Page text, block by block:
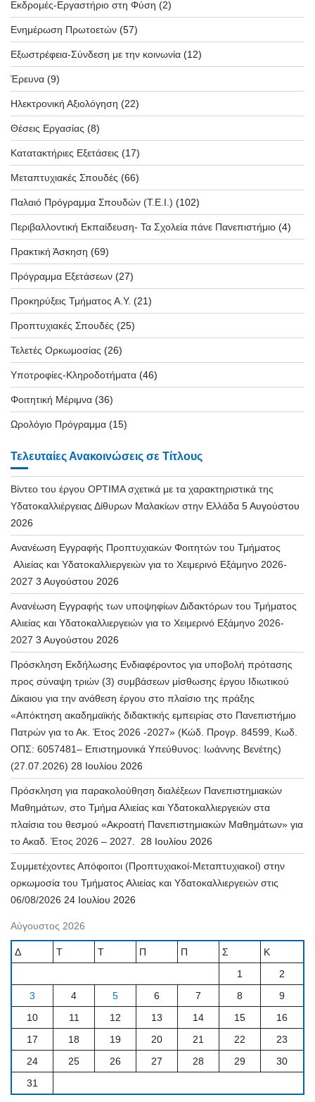
Εκδρομές-Εργαστήριο στη Φύση (2)
Ενημέρωση Πρωτοετών (57)
Εξωστρέφεια-Σύνδεση με την κοινωνία (12)
Έρευνα (9)
Ηλεκτρονική Αξιολόγηση (22)
Θέσεις Εργασίας (8)
Κατατακτήριες Εξετάσεις (17)
Μεταπτυχιακές Σπουδές (66)
Παλαιό Πρόγραμμα Σπουδών (T.E.I.) (102)
Περιβαλλοντική Εκπαίδευση- Τα Σχολεία πάνε Πανεπιστήμιο (4)
Πρακτική Άσκηση (69)
Πρόγραμμα Εξετάσεων (27)
Προκηρύξεις Τμήματος Α.Υ. (21)
Προπτυχιακές Σπουδές (25)
Τελετές Ορκωμοσίας (26)
Υποτροφίες-Κληροδοτήματα (46)
Φοιτητική Μέριμνα (36)
Ωρολόγιο Πρόγραμμα (15)
Τελευταίες Ανακοινώσεις σε Τίτλους
Βίντεο του έργου OPTIMA σχετικά με τα χαρακτηριστικά της
Υδατοκαλλιέργειας Δίθυρων Μαλακίων στην Ελλάδα 5 Αυγούστου
2026
Ανανέωση Εγγραφής Προπτυχιακών Φοιτητών του Τμήματος
Αλιείας και Υδατοκαλλιεργειών για το Χειμερινό Εξάμηνο 2026-
2027 3 Αυγούστου 2026
Ανανέωση Εγγραφής των υποψηφίων Διδακτόρων του Τμήματος
Αλιείας και Υδατοκαλλιεργειών για το Χειμερινό Εξάμηνο 2026-
2027 3 Αυγούστου 2026
Πρόσκληση Εκδήλωσης Ενδιαφέροντος για υποβολή πρότασης
προς σύναψη τριών (3) συμβάσεων μίσθωσης έργου Ιδιωτικού
Δίκαιου για την ανάθεση έργου στο πλαίσιο της πράξης
«Απόκτηση ακαδημαϊκής διδακτικής εμπειρίας στο Πανεπιστήμιο
Πατρών για το Ακ. Έτος 2026 -2027» (Κώδ. Προγρ. 84599, Κωδ.
ΟΠΣ: 6057481– Επιστημονικά Υπεύθυνος: Ιωάννης Βενέτης)
(27.07.2026) 28 Ιουλίου 2026
Πρόσκληση για παρακολούθηση διαλέξεων Πανεπιστημιακών
Μαθημάτων, στο Τμήμα Αλιείας και Υδατοκαλλιεργειών στα
πλαίσια του θεσμού «Ακροατή Πανεπιστημιακών Μαθημάτων» για
το Ακαδ. Έτος 2026 – 2027.
28 Ιουλίου 2026
Συμμετέχοντες Απόφοιτοι (Προπτυχιακοί-Μεταπτυχιακοί) στην
ορκωμοσία του Τμήματος Αλιείας και Υδατοκαλλιεργειών στις
06/08/2026 24 Ιουλίου 2026
Αύγουστος 2026
Δ Τ Τ Π Π Σ
Κ
1
2
3
4 5 6 7 8
9
10
11 12 13 14 15
16
17
18 19 20 21 22
23
24
25 26 27 28 29
30
31